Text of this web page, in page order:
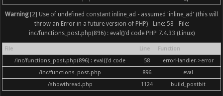
Warning[2] Use of undefined constant inline_ad - assumed 'inline_ad' (this will
throw an Error in a future version of PHP) - Line: 58 - File:
inc/functions_post.php(896) : eval()'d code PHP 7.4.33 (Linux)
File Line
Function
/inc/functions_post.php(896) : eval()'d code
58
errorHandler->error
/inc/functions_post.php
896
eval
/showthread.php
1124 build_postbit